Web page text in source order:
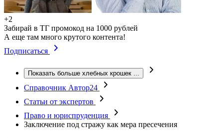
+2
Забирай в ТГ промокод на 1000 рублей
А еще там много крутого контента!
Подписаться
Показать больше хлебных крошек ...
Справочник Автор24
Статьи от экспертов
Право и юриспруденция
Заключение под стражу как мера пресечения